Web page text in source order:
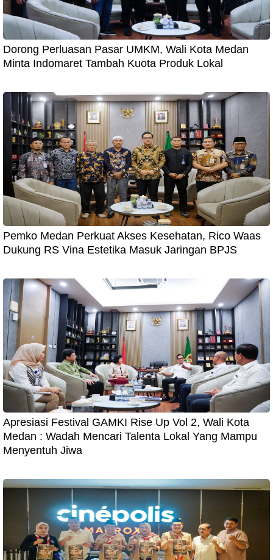
Dorong Perluasan Pasar UMKM, Wali Kota Medan
Minta Indomaret Tambah Kuota Produk Lokal
Pemko Medan Perkuat Akses Kesehatan, Rico Waas
Dukung RS Vina Estetika Masuk Jaringan BPJS
Apresiasi Festival GAMKI Rise Up Vol 2, Wali Kota
Medan : Wadah Mencari Talenta Lokal Yang Mampu
Menyentuh Jiwa